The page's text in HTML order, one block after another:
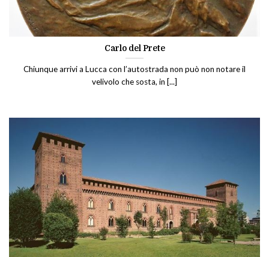
Carlo del Prete
Chiunque arrivi a Lucca con l’autostrada non può non notare il
velivolo che sosta, in [...]